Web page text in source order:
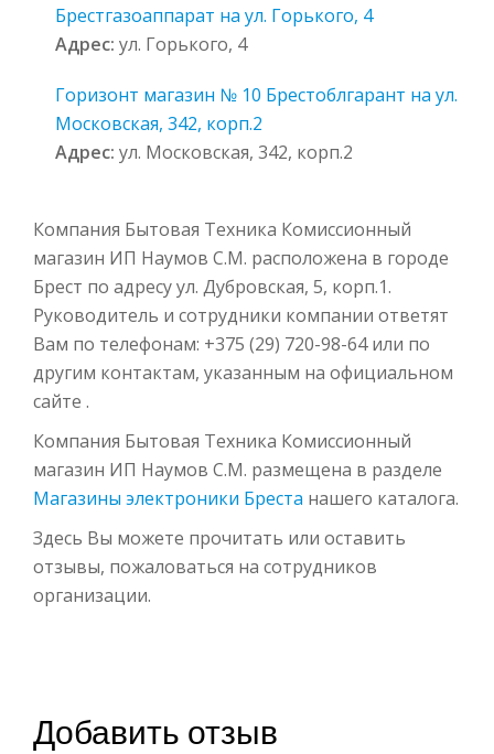
Брестгазоаппарат на ул. Горького, 4
Адрес: ул. Горького, 4
Горизонт магазин № 10 Брестоблгарант на ул.
Московская, 342, корп.2
Адрес: ул. Московская, 342, корп.2
Компания Бытовая Техника Комиссионный
магазин ИП Наумов С.М. расположена в городе
Брест по адресу ул. Дубровская, 5, корп.1.
Руководитель и сотрудники компании ответят
Вам по телефонам: +375 (29) 720-98-64 или по
другим контактам, указанным на официальном
сайте .
Компания Бытовая Техника Комиссионный
магазин ИП Наумов С.М. размещена в разделе
Магазины электроники Бреста нашего каталога.
Здесь Вы можете прочитать или оставить
отзывы, пожаловаться на сотрудников
организации.
Добавить отзыв